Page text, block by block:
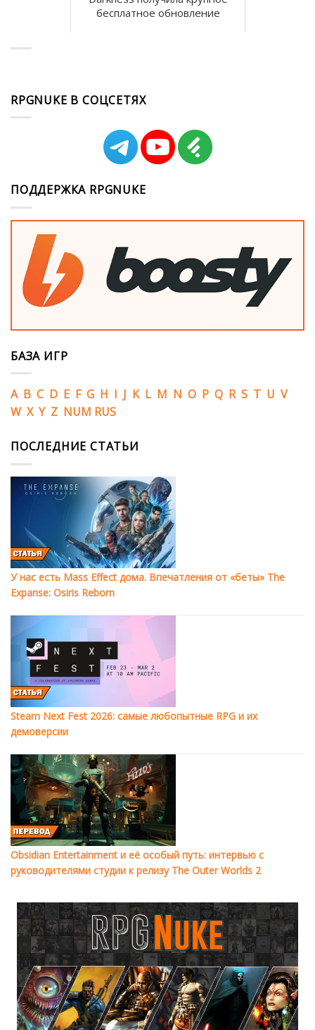
бесплатное обновление
RPGNUKE В СОЦСЕТЯХ
ПОДДЕРЖКА RPGNUKE
БАЗА ИГР
A B C D E F G H I J K L M N O P Q R S T U V
W X Y Z NUM RUS
ПОСЛЕДНИЕ СТАТЬИ
У нас есть Mass Effect дома. Впечатления от «беты» The
Expanse: Osiris Reborn
Steam Next Fest 2026: самые любопытные RPG и их
демоверсии
Obsidian Entertainment и её особый путь: интервью с
руководителями студии к релизу The Outer Worlds 2